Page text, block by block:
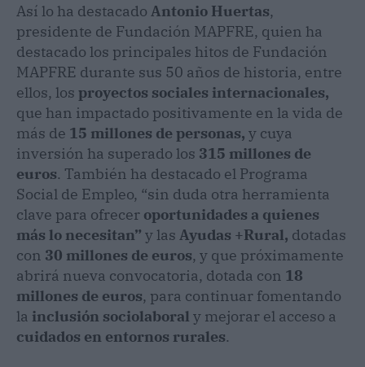
Así lo ha destacado Antonio Huertas,
presidente de Fundación MAPFRE, quien ha
destacado los principales hitos de Fundación
MAPFRE durante sus 50 años de historia, entre
ellos, los proyectos sociales internacionales,
que han impactado positivamente en la vida de
más de 15 millones de personas, y cuya
inversión ha superado los 315 millones de
euros. También ha destacado el Programa
Social de Empleo, “sin duda otra herramienta
clave para ofrecer oportunidades a quienes
más lo necesitan” y las Ayudas +Rural, dotadas
con 30 millones de euros, y que próximamente
abrirá nueva convocatoria, dotada con 18
millones de euros, para continuar fomentando
la inclusión sociolaboral y mejorar el acceso a
cuidados en entornos rurales.